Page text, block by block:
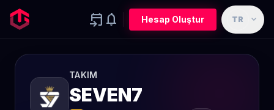
event_upcoming notifications Hesap Oluştur TR expand_more
TAKIM
SEVEN7